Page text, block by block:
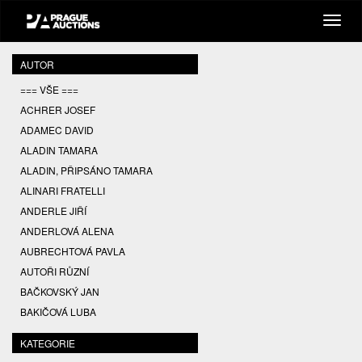
AUTOR
=== VŠE ===
ACHRER JOSEF
ADAMEC DAVID
ALADIN TAMARA
ALADIN, PŘIPSÁNO TAMARA
ALINARI FRATELLI
ANDERLE JIŘÍ
ANDERLOVÁ ALENA
AUBRECHTOVÁ PAVLA
AUTOŘI RŮZNÍ
BAČKOVSKÝ JAN
BAKIČOVÁ LUBA
BALCAR JIŘÍ
BALCAR KAREL
KATEGORIE